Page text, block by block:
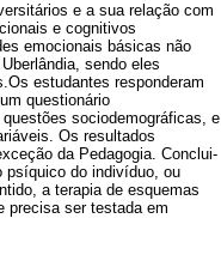
e a sua relação com
e cognitivos
emocionais básicas não
sendo eles
estudantes responderam
questionário
sociodemográficas, e
Os resultados
da Pedagogia. Conclui-
psíquico do indivíduo, ou
a terapia de esquemas
precisa ser testada em